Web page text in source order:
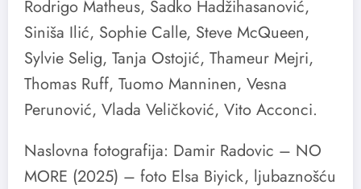
Rodrigo Matheus, Sadko Hadžihasanović,
Siniša Ilić, Sophie Calle, Steve McQueen,
Sylvie Selig, Tanja Ostojić, Thameur Mejri,
Thomas Ruff, Tuomo Manninen, Vesna
Perunović, Vlada Veličković, Vito Acconci.
Naslovna fotografija: Damir Radovic – NO
MORE (2025) – foto Elsa Biyick, ljubaznošću